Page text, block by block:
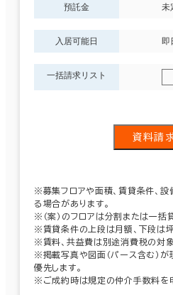
預託金 未
入居可能日 即
一括請求リスト
資料請
※募集フロアや面積、賃貸条件、
る場合があります。
※（案）のフロアは分割または一括
※賃貸条件の上段は月額、下段は坪
※賃料、共益費は別途消費税の対象
※掲載写真や図面（パース含む）
優先します。
※ご成約時は規定の仲介手数料を